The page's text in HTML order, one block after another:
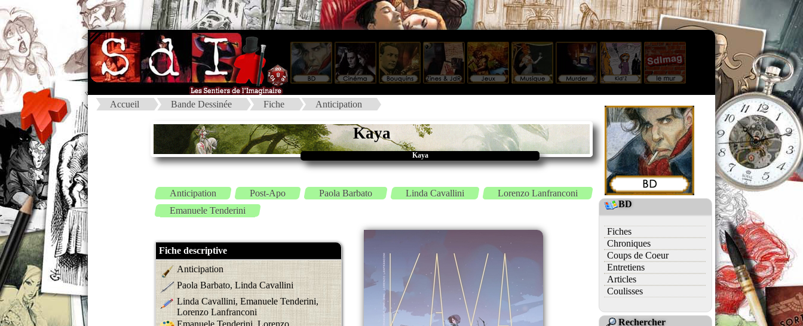
Accueil Bande Dessinée Fiche Anticipation
Kaya
Kaya
Anticipation Post-Apo Paola Barbato Linda Cavallini
Lorenzo Lanfranconi
Emanuele Tenderini
Fiche descriptive
Anticipation
Paola Barbato, Linda Cavallini
Linda Cavallini, Emanuele Tenderini,
Lorenzo Lanfranconi
Emanuele Tenderini, Lorenzo
BD
Fiches
Chroniques
Coups de Coeur
Entretiens
Articles
Coulisses
Rechercher